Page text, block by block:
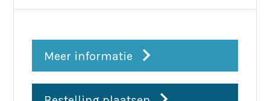
Meer informatie